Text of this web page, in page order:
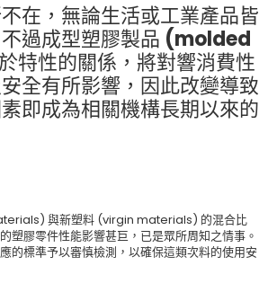
在，無論生活或工業產品皆
過成型塑膠製品 (molded
性的關係，將對響消費性
全有所影響，因此改變導致
即成為相關機構長期以來的
與新塑料 (virgin materials) 的混合比
塑膠零件性能影響甚巨，已是眾所周知之情事。
的標準予以審慎檢測，以確保這類次料的使用安